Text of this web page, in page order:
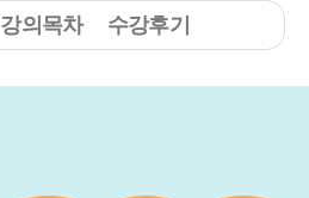
강의목차 수강후기